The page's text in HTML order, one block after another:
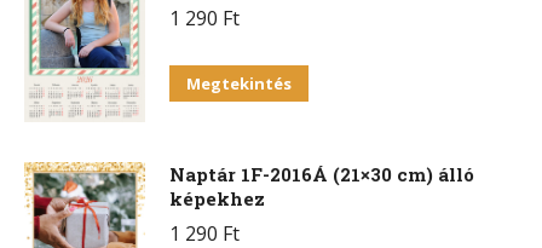
1 290 Ft
Megtekintés
Naptár 1F-2016Á (21×30 cm) álló
képekhez
1 290 Ft